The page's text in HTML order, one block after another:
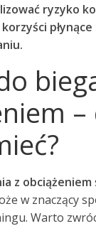
ryzyko
–
z obciążeniem
w znaczący
Warto